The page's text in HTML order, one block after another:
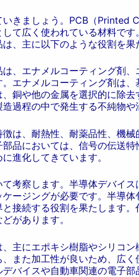
いきましょう。PCB（Printed
て広く使われている材料で
、主に以下のような役割を果
、エナメルコーティング剤
エナメルコーティング剤は
銅や他の金属を選択的に除
過程の中で発生する不純物や
は、耐熱性、耐薬品性、機
品においては、信号の伝送
進化してきています。
考察します。半導体デバイ
ージングが必要です。半導
接続する役割を果たします
があります。
主にエポキシ樹脂やシリコン
また加工性が良いため、広
バイスや自動車関連の電子部